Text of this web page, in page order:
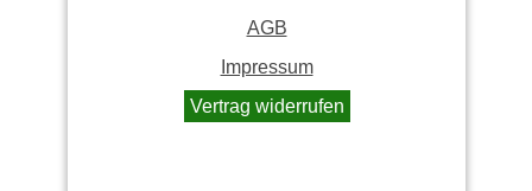
AGB
Impressum
Vertrag widerrufen